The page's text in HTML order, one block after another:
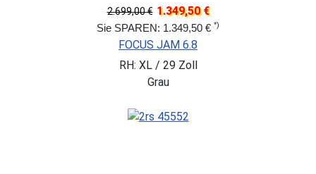
2.699,00 € 1.349,50 €
Sie SPAREN: 1.349,50 € *)
FOCUS JAM 6.8
RH: XL / 29 Zoll
Grau